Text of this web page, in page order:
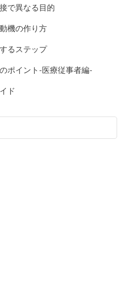
で異なる目的
機の作り方
るステップ
ポイント-医療従事者編-
ド